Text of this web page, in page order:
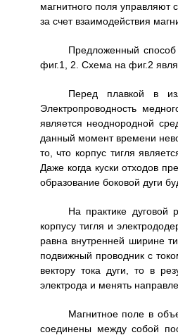
магнитного поля управляют
за счет взаимодействия
Предложенный
фиг.1, 2. Схема на фиг.2
Перед плавкой в
Электропроводность
является неоднородной
данный момент времени
то, что корпус тигля
Даже когда куски отходов
образование боковой дуги
На практике
корпусу тигля и
равна внутренней ширине
подвижный проводник с
вектору тока дуги, то в
электрода и менять
Магнитное поле в
соединены между собой